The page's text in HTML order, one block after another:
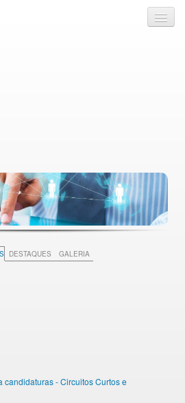
DESTAQUES GALERIA
candidaturas - Circuitos Curtos e